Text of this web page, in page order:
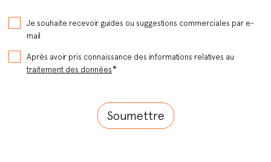
Je souhaite recevoir guides ou suggestions commerciales par e-
mail
Après avoir pris connaissance des informations relatives au
traitement des données*